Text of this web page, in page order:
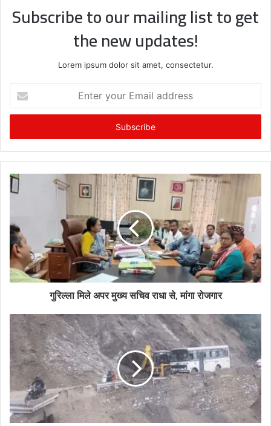
Subscribe to our mailing list to get
the new updates!
Lorem ipsum dolor sit amet, consectetur.
your
Email
गुरिल्ला मिले अपर मुख्य सचिव राधा से, मांगा रोजगार